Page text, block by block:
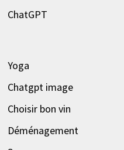
ChatGPT
Yoga
Chatgpt image
Choisir bon vin
Déménagement